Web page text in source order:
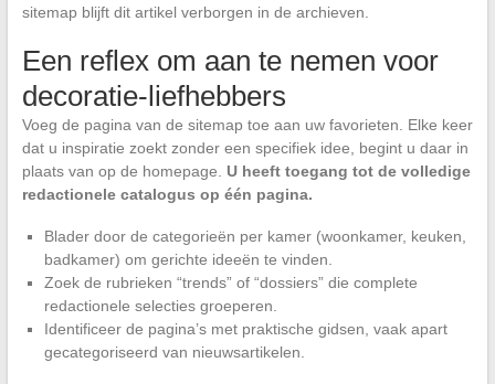
sitemap blijft dit artikel verborgen in de archieven.
Een reflex om aan te nemen voor
decoratie-liefhebbers
Voeg de pagina van de sitemap toe aan uw favorieten. Elke keer
dat u inspiratie zoekt zonder een specifiek idee, begint u daar in
plaats van op de homepage. U heeft toegang tot de volledige
redactionele catalogus op één pagina.
Blader door de categorieën per kamer (woonkamer, keuken,
badkamer) om gerichte ideeën te vinden.
Zoek de rubrieken “trends” of “dossiers” die complete
redactionele selecties groeperen.
Identificeer de pagina’s met praktische gidsen, vaak apart
gecategoriseerd van nieuwsartikelen.